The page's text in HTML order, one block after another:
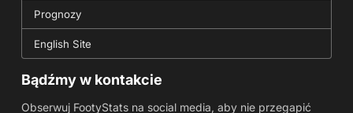
Prognozy
English Site
Bądźmy w kontakcie
Obserwuj FootyStats na social media, aby nie przegapić